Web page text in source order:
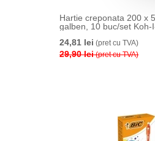
Hartie creponata 200 x
galben, 10 buc/set Koh-
24,81 lei (pret cu TVA)
29,90 lei(pret cu TVA)